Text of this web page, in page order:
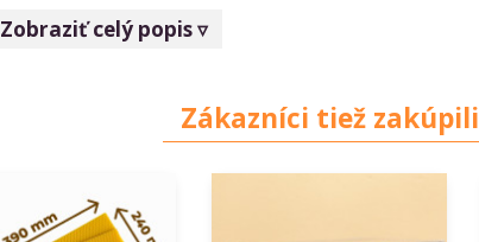
Zobraziť celý popis ▿
Zákazníci tiež zakúpili